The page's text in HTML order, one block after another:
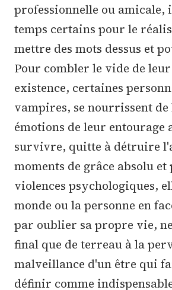
professionnelle ou amicale,
temps certains pour le
mettre des mots dessus et
Pour combler le vide de
existence, certaines
vampires, se nourrissent de
émotions de leur entourage
survivre, quitte à détruire
moments de grâce absolu et
violences psychologiques,
monde ou la personne en
par oublier sa propre vie,
final que de terreau à la
malveillance d'un être qui
définir comme